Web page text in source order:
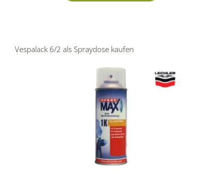
Vespalack 6/2 als Spraydose kaufen